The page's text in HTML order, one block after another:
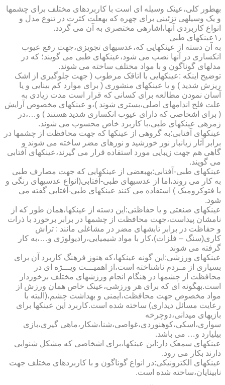
به­طور کلی،عینک وسیله ای است با کاربردهای مختلف برای چشمها
و یک وسیله­ی تزئینی برای چهره که به­علت کثرت در تنوع مدل و
انواع کاربردی آنها،اشاره­ی مختصری به آن می گردد.
۱٫عینکهای طبی
به آن دسته از عینکهایی که،عدسیهای تجویزی،جهت رفع عیوب
انکساری در آنها نصب می شود،عینکهای طبی می گویند؛ که در
مدلهای گوناگون و با مواد مختلف ساخته می شوند.
توضیح اینکه :عینکهایی با اتاقک مرطوب ( جهت جلوگیری از اشک
ریزش شدید ) و یا عینکهای منشوری ( برای موارد کم بینایی و یا
آسان نمودن مطالعه برای کسانی که قرار است مدت زیادی به
علت فلج اندامهای اصلی،بستری شوند )،و عینکهای مخصوص آرایش
( برای اشخاصی که دارای عیوب انکساری شدید هستند ) و…،در
زمره­ی عینکهای طبی،با کاربرد خاص محسوب می شوند.
عینکهای آفتابی:به گروهی از عینکها که جهت محافظت از چشمها در
برابر آثار زیانبار نور خورشید و نورهای مضر ساخته می شوند و
گاهی هم جهت زیبایی مورد استفاده قرار می گیرند،عینکهای آفتابی
می گویند.
عینکهای طبی-آفتابی:به­بعضی از عینکهایی که جهت مصارف طبی
به کار می روند،اما از عدسیهای طبی-آفتابی(انواع عدسیهای رنگی و
یا فتوکرومیک ) استفاده می کنند عینکهای طبی-آفتابی گفته می
شود.
عینکهای صنعتی و یا حفاظتی:این دسته از عینکها،همان طور که از
نامشان پیداست،جهت محافظت از چشمها در برابر برخورد با ذرات
و حفاظت در برابر تابشهای مضر در مشاغلی مانند : تراش
کاری(سنگ – فلزات)،کار با مواد شیمیایی،رادیولوژی و…،به کار
گرفته می شوند
عینکهای ورزشی:این گونه عینکها،که هنوز فرهنگ کاربرد آن برای
بسیاری از مـردم ناشناخته است،از اهمیـــت ویـــژه ای در
محافظت از چشمها در هنگام انجام ورزشهای مختلف برخوردار
است.به­گونه ای که برای هر ورزشی،عینک خاص همان ورزش از
مواد مخصوص جهت محافظت،ایمنی و بهداشت چشم،(البته با
رعایت مسائل دیداری) ساخته شده است.کاربرد این عینکها برای
بازیهای میدانی،دوچرخه
سواری،اسکی،کوهنوردی،غواصی،شنا،شکار،ماهی گیری،بازی
بیلیارد و… می باشد.
عینکهای سمعک دار:این عینکها،برای اشخاصی که مشکل شنوایی
دارند بکار می رود.
عینکهای الکترونیکی:در انواع گوناگون و با کاربردهای مختلف جهت
نابینایان،ساخته شده است.